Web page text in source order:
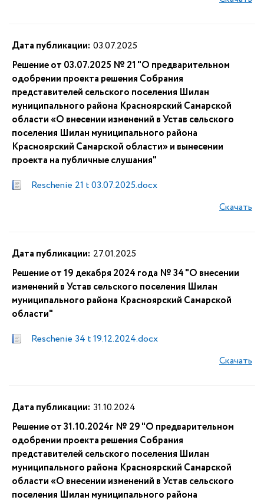
Дата публикации: 03.07.2025
Решение от 03.07.2025 № 21 "О предварительном
одобрении проекта решения Собрания
представителей сельского поселения Шилан
муниципального района Красноярский Самарской
области «О внесении изменений в Устав сельского
поселения Шилан муниципального района
Красноярский Самарской области» и вынесении
проекта на публичные слушания"
Reschenie 21 t 03.07.2025.docx
Скачать
Дата публикации: 27.01.2025
Решение от 19 декабря 2024 года № 34 "О внесении
изменений в Устав сельского поселения Шилан
муниципального района Красноярский Самарской
области"
Reschenie 34 t 19.12.2024.docx
Скачать
Дата публикации: 31.10.2024
Решение от 31.10.2024г № 29 "О предварительном
одобрении проекта решения Собрания
представителей сельского поселения Шилан
муниципального района Красноярский Самарской
области «О внесении изменений в Устав сельского
поселения Шилан муниципального района